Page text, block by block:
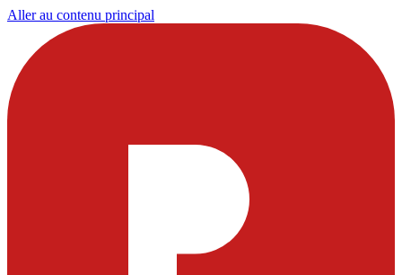
Aller au contenu principal